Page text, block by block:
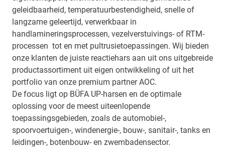
geleidbaarheid, temperatuurbestendigheid, snelle of
langzame geleertijd, verwerkbaar in
handlamineringsprocessen, vezelverstuivings- of RTM-
processen tot en met pultrusietoepassingen. Wij bieden
onze klanten de juiste reactiehars aan uit ons uitgebreide
productassortiment uit eigen ontwikkeling of uit het
portfolio van onze premium partner AOC.
De focus ligt op BÜFA UP-harsen en de optimale
oplossing voor de meest uiteenlopende
toepassingsgebieden, zoals de automobiel-,
spoorvoertuigen-, windenergie-, bouw-, sanitair-, tanks en
leidingen-, botenbouw- en zwembadensector.